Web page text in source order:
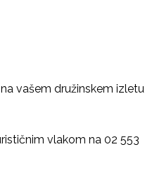
vašem družinskem izletu
vlakom na 02 553